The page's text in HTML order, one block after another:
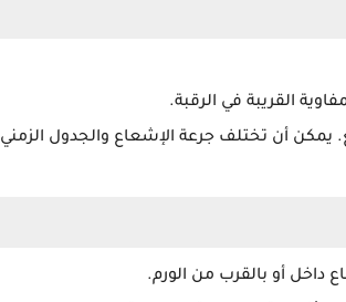
القريبة في الرقبة.
يمكن أن تختلف جرعة الإشعاع والجدول الزمني
داخل أو بالقرب من الورم.